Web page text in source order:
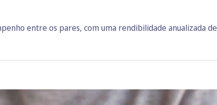
entre os pares, com uma rendibilidade anualizada